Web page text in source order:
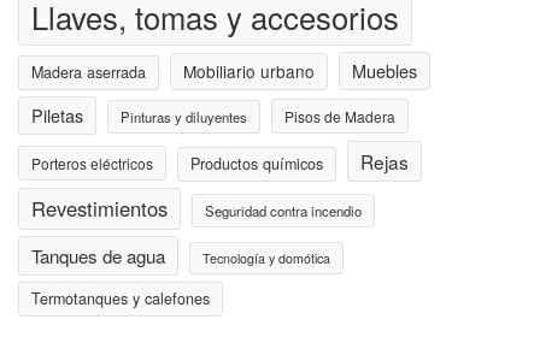
Llaves, tomas y accesorios
Madera aserrada Mobiliario urbano
Muebles
Piletas
Pinturas y diluyentes Pisos de Madera
Porteros eléctricos Productos químicos Rejas
Revestimientos Seguridad contra incendio
Tanques de agua Tecnología y domótica
Termotanques y calefones